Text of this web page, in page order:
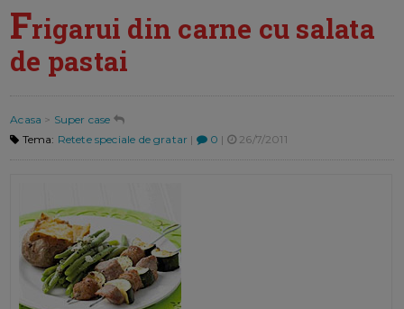
Frigarui din carne cu salata
de pastai
Acasa > Super case
Tema: Retete speciale de gratar | 0 | 26/7/2011